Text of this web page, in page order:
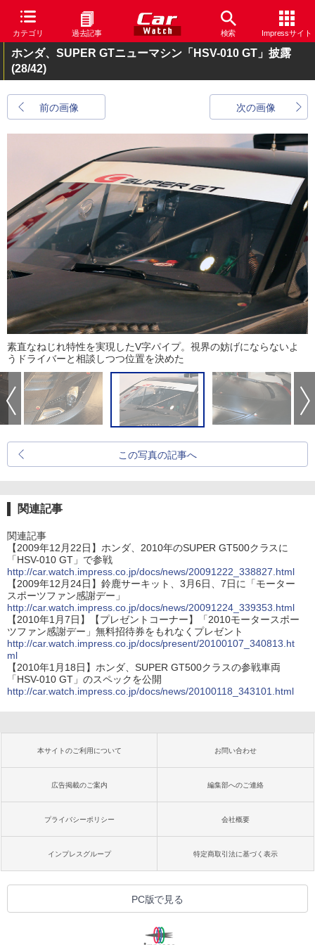
カテゴリ 過去記事 検索 Impressサイト
ホンダ、SUPER GTニューマシン「HSV-010 GT」披露
(28/42)
前の画像 次の画像
素直なねじれ特性を実現したV字パイプ。視界の妨げにならないよ
うドライバーと相談しつつ位置を決めた
この写真の記事へ
関連記事
関連記事
【2009年12月22日】ホンダ、2010年のSUPER GT500クラスに
「HSV-010 GT」で参戦
http://car.watch.impress.co.jp/docs/news/20091222_338827.html
【2009年12月24日】鈴鹿サーキット、3月6日、7日に「モーター
スポーツファン感謝デー」
http://car.watch.impress.co.jp/docs/news/20091224_339353.html
【2010年1月7日】【プレゼントコーナー】「2010モータースポー
ツファン感謝デー」無料招待券をもれなくプレゼント
http://car.watch.impress.co.jp/docs/present/20100107_340813.ht
ml
【2010年1月18日】ホンダ、SUPER GT500クラスの参戦車両
「HSV-010 GT」のスペックを公開
http://car.watch.impress.co.jp/docs/news/20100118_343101.html
本サイトのご利用について お問い合わせ
広告掲載のご案内 編集部へのご連絡
プライバシーポリシー 会社概要
インプレスグループ 特定商取引法に基づく表示
PC版で見る